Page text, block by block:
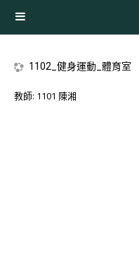
側板
1102_健身運動_體育室
教師: 1101 陳湘